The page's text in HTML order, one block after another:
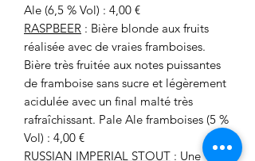
Ale (6,5 % Vol) : 4,00 €
RASPBEER : Bière blonde aux fruits
réalisée avec de vraies framboises.
Bière très fruitée aux notes puissantes
de framboise sans sucre et légèrement
acidulée avec un final malté très
rafraîchissant. Pale Ale framboises (5 %
Vol) : 4,00 €
RUSSIAN IMPERIAL STOUT : Une